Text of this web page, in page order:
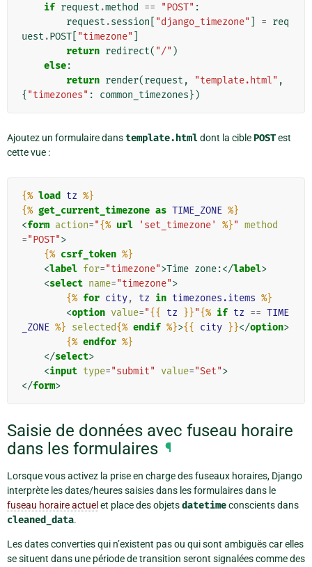
if request .method == "POST" :
request .session "django_timezone" = req
uest .POST "timezone"
return redirect( "/" )
else:
return render(request , "template.html" ,
{ "timezones" : common_timezones})
Ajoutez un formulaire danstemplate.htmldont la ciblePOSTest
cette vue :
{% load tz %}
{% get_current_timezone as TIME_ZONE %}
<form action="{% url 'set_timezone' %}" method
="POST">
{% csrf_token %}
<label for="timezone">Time zone:</label>
<select name="timezone">
{% for city, tz in timezones.items %}
<option value="{{ tz }}"{% if tz == TIME
_ZONE %} selected{% endif %}>{{ city }}</option>
{% endfor %}
</select>
<input type="submit" value="Set">
</form>
Saisie de données avec fuseau horaire
dans les formulaires ¶
Lorsque vous activez la prise en charge des fuseaux horaires, Django
interprète les dates/heures saisies dans les formulaires dans le
fuseau horaire actuel et place des objetsdatetimeconscients dans
cleaned_data.
Les dates converties qui n’existent pas ou qui sont ambiguës car elles
se situent dans une période de transition seront signalées comme des